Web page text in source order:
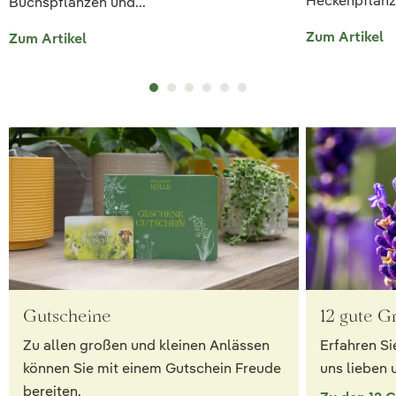
Zum Artikel
Zum Artikel
Gutscheine
Zu allen großen und kleinen Anlässen
können Sie mit einem Gutschein Freude
bereiten.
12 gute
Erfahren
uns lieben